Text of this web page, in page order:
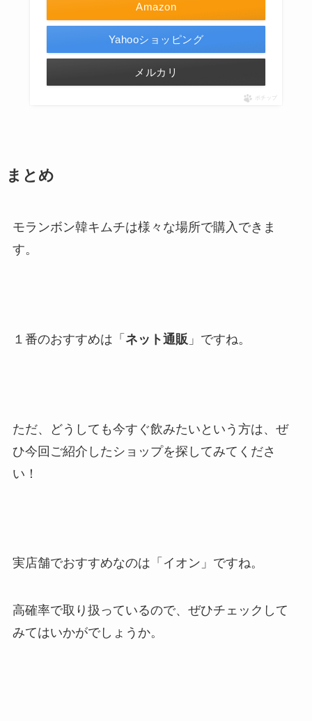
Amazon
Yahooショッピング
メルカリ
ポチップ
まとめ
モランボン韓キムチは様々な場所で購入できま
す。
１番のおすすめは「 ネット通販 」ですね。
ただ、どうしても今すぐ飲みたいという方は、ぜ
ひ今回ご紹介したショップを探してみてくださ
い！
実店舗でおすすめなのは「イオン」ですね。
高確率で取り扱っているので、ぜひチェックして
みてはいかがでしょうか。